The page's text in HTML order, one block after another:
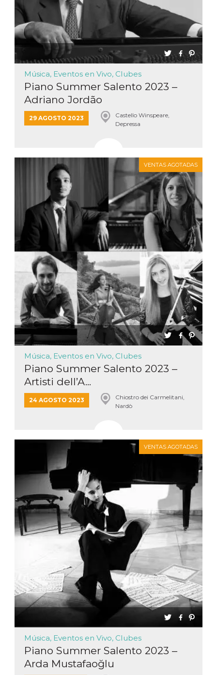
Música, Eventos en Vivo, Clubes
Piano Summer Salento 2023 –
Adriano Jordão
29 AGOSTO 2023
Castello Winspeare,
Depressa
VENTAS AGOTADAS
Música, Eventos en Vivo, Clubes
Piano Summer Salento 2023 –
Artisti dell’A...
24 AGOSTO 2023
Chiostro dei Carmelitani,
Nardò
VENTAS AGOTADAS
Música, Eventos en Vivo, Clubes
Piano Summer Salento 2023 –
Arda Mustafaoğlu